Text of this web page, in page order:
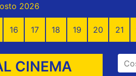
2026
16 17 18 19 20 21
CINEMA